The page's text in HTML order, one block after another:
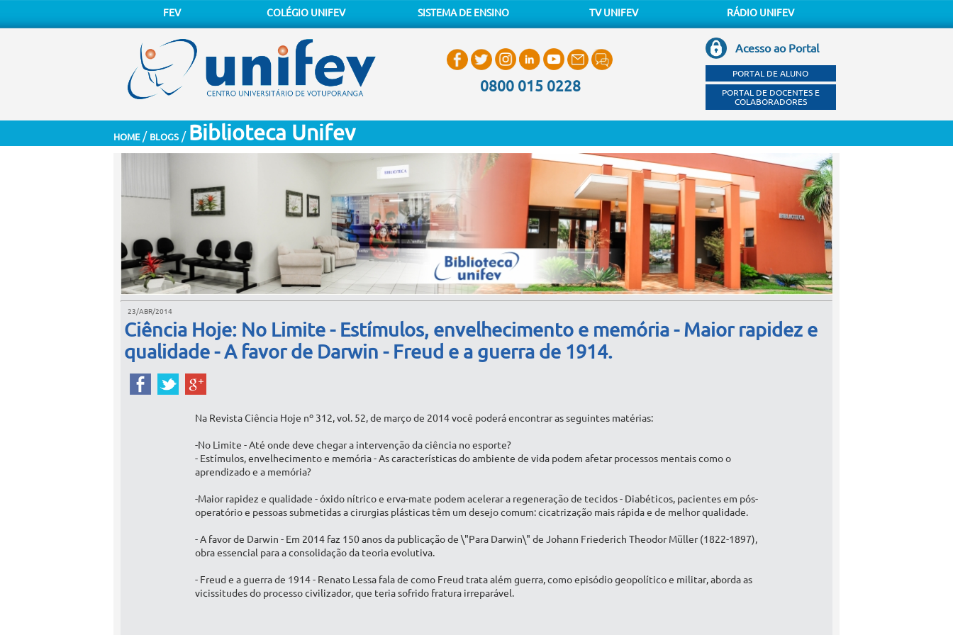
FEV COLÉGIO UNIFEV SISTEMA DE ENSINO TV UNIFEV RÁDIO UNIFEV
0800 015 0228
Acesso ao Portal
PORTAL DE ALUNO
PORTAL DE DOCENTES E
COLABORADORES
HOME/ BLOGS / Biblioteca Unifev
23/ABR/2014
Ciência Hoje: No Limite - Estímulos, envelhecimento e memória - Maior rapidez e
qualidade - A favor de Darwin - Freud e a guerra de 1914.
Na Revista Ciência Hoje nº 312, vol. 52, de março de 2014 você poderá encontrar as seguintes matérias:
-No Limite - Até onde deve chegar a intervenção da ciência no esporte?
- Estímulos, envelhecimento e memória - As características do ambiente de vida podem afetar processos mentais como o
aprendizado e a memória?
-Maior rapidez e qualidade - óxido nítrico e erva-mate podem acelerar a regeneração de tecidos - Diabéticos, pacientes em pós-
operatório e pessoas submetidas a cirurgias plásticas têm um desejo comum: cicatrização mais rápida e de melhor qualidade.
- A favor de Darwin - Em 2014 faz 150 anos da publicação de \"Para Darwin\" de Johann Friederich Theodor Müller (1822-1897),
obra essencial para a consolidação da teoria evolutiva.
- Freud e a guerra de 1914 - Renato Lessa fala de como Freud trata além guerra, como episódio geopolítico e militar, aborda as
vicissitudes do processo civilizador, que teria sofrido fratura irreparável.